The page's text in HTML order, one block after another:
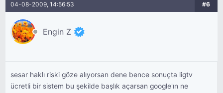
04-08-2009, 14:56:53 #6
Engin Z
sesar haklı riski göze alıyorsan dene bence sonuçta ligtv
ücretli bir sistem bu şekilde başlık açarsan google'ın ne